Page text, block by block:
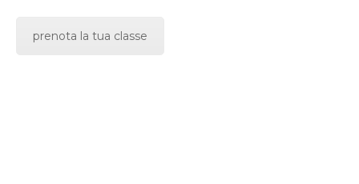
prenota la tua classe